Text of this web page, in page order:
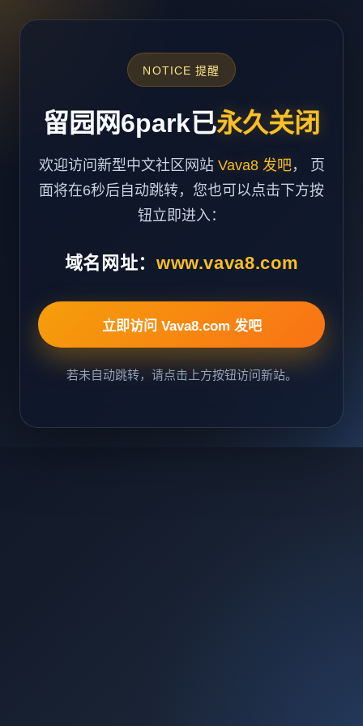
NOTICE 提醒
留园网6park已永久关闭
欢迎访问新型中文社区网站 Vava8 发吧， 页
面将在6秒后自动跳转，您也可以点击下方按
钮立即进入：
域名网址： www.vava8.com
立即访问 Vava8.com 发吧
若未自动跳转，请点击上方按钮访问新站。